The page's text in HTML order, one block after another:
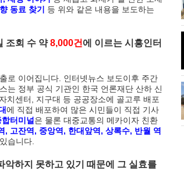
동료 찾기
등 위와 같은 내용을 보도하는
조회 수 약8,000건 에 이르는 시흥인터
로 이어집니다. 인터넷뉴스 보도이후 주간
는 정부 공식 기관인 한국 언론재단 산하 신
치센터, 지구대 등 공공장소에 골고루 배포
에 직접 배포하여 많은 시민들이 직접 기사
터미널 은 물론 대중교통의 메카이자 친환
고잔역, 중앙역, 한대앞역, 상록수, 반월 역
습니다.
악하지 못하고 있기 때문에 그 실효를
대와 해솔길
안산 초지동 화정천 단풍나무
시흥 관곡지 연꽃